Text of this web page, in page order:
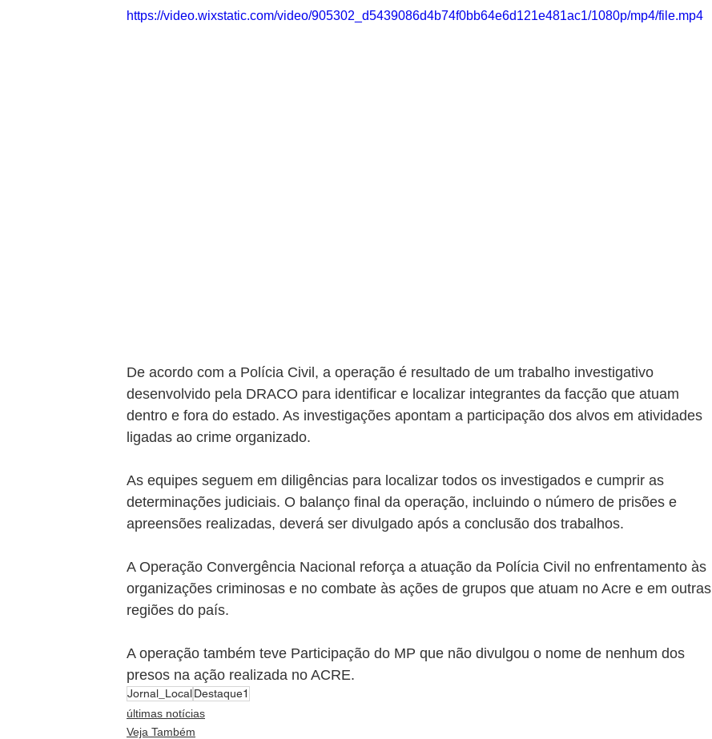
https://video.wixstatic.com/video/905302_d5439086d4b74f0bb64e6d121e481ac1/1080p/mp4/file.mp4
De acordo com a Polícia Civil, a operação é resultado de um trabalho investigativo
desenvolvido pela DRACO para identificar e localizar integrantes da facção que atuam
dentro e fora do estado. As investigações apontam a participação dos alvos em atividades
ligadas ao crime organizado.
As equipes seguem em diligências para localizar todos os investigados e cumprir as
determinações judiciais. O balanço final da operação, incluindo o número de prisões e
apreensões realizadas, deverá ser divulgado após a conclusão dos trabalhos.
A Operação Convergência Nacional reforça a atuação da Polícia Civil no enfrentamento às
organizações criminosas e no combate às ações de grupos que atuam no Acre e em outras
regiões do país.
A operação também teve Participação do MP que não divulgou o nome de nenhum dos
presos na ação realizada no ACRE.
Jornal_LocalDestaque1
últimas notícias
Veja Também